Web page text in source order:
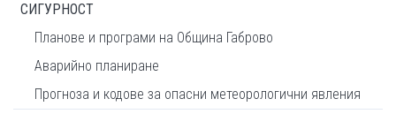
СИГУРНОСТ
Планове и програми на Община Габрово
Аварийно планиране
Прогноза и кодове за опасни метеорологични явления